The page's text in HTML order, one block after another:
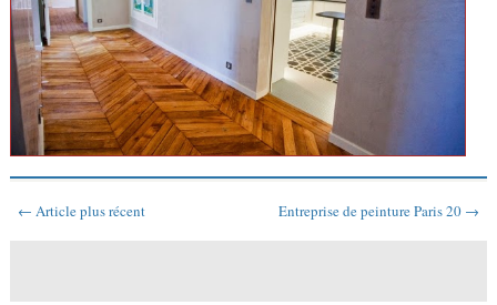
← Article plus récent Entreprise de peinture Paris 20 →